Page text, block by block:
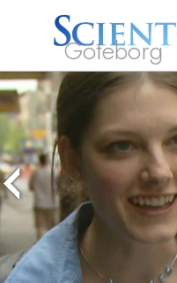
Göteborg
L. Ron
Hubbard
Vad är
Scientologi?